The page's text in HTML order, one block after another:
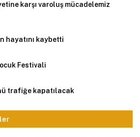
karşı varoluş mücadelemiz
hayatını kaybetti
Festivali
trafiğe kapatılacak